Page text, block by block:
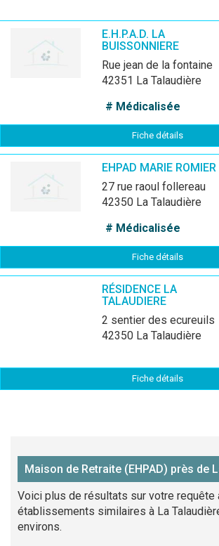
E.H.P.A.D. LA
BUISSONNIERE
rue jean de la fontaine
42351 La Talaudière
# Médicalisée
Fiche détails
EHPAD MARIE ROMIER
27 rue raoul follereau
42350 La Talaudière
# Médicalisée
Fiche détails
RÉSIDENCE LA
TALAUDIERE
2 sentier des ecureuils
42350 La Talaudière
Fiche détails
Maison de Retraite (EHPAD) près de
Voici plus de résultats sur votre requête
établissements similaires à La
environs.